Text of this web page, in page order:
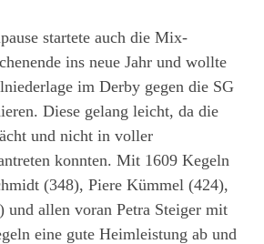
startete auch die Mix-
ins neue Jahr und wollte
im Derby gegen die SG
Diese gelang leicht, da die
und nicht in voller
konnten. Mit 1609 Kegeln
(348), Piere Kümmel (424),
und allen voran Petra Steiger mit
eine gute Heimleistung ab und